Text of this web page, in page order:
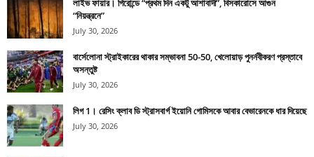
“নিয়ন্ত্রনে”
July 30, 2026
বার্সেলোনা স্ট্রাইকারের থাকার সম্ভাবনা 50-50, খেলোয়াড় পুনর্নবীকরণ প্রস্তাবে
অসন্তুষ্ট
July 30, 2026
লিগ 1। রেসিং ক্লাব ডি স্ট্রাসবার্গ ইয়োনি গোমিসকে আবার বেভারেনকে ধার দিয়েছে
July 30, 2026